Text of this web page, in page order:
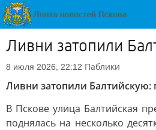
Ливни затопили
8 июля 2026, 22:12 Паблики
Ливни затопили Балтийскую:
В Пскове улица Балтийская
поднялась на несколько